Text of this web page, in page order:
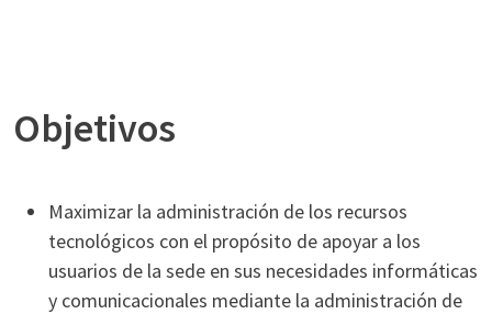
Objetivos
Maximizar la administración de los recursos
tecnológicos con el propósito de apoyar a los
usuarios de la sede en sus necesidades informáticas
y comunicacionales mediante la administración de